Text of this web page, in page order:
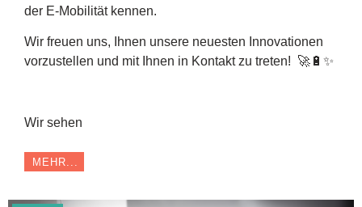
der E-Mobilität kennen.
Wir freuen uns, Ihnen unsere neuesten Innovationen
vorzustellen und mit Ihnen in Kontakt zu treten! 🚀🔋✨
Wir sehen
MEHR...